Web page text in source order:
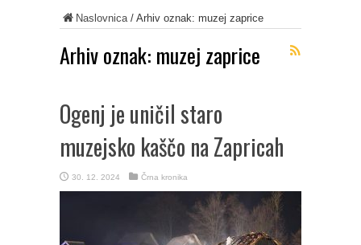
Naslovnica/ Arhiv oznak: muzej zaprice
Arhiv oznak: muzej zaprice
Ogenj je uničil staro
muzejsko kaščo na Zapricah
30. 12. 2024 Črna kronika